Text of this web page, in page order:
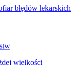
błędów lekarskich
wielkości